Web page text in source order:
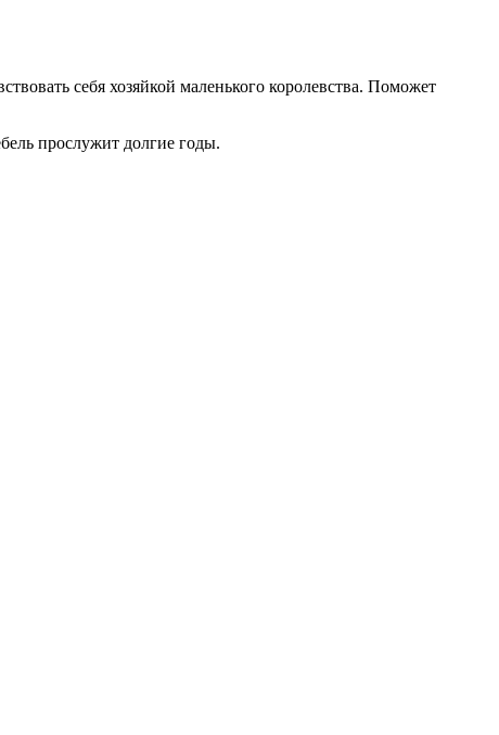
себя хозяйкой маленького королевства. Поможет
прослужит долгие годы.